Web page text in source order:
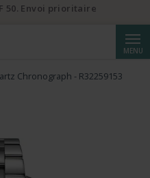
MENU
Chronograph - R32259153
50. Envoi prioritaire